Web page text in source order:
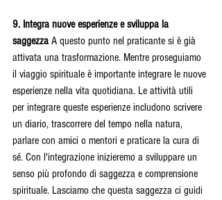
9. Integra nuove esperienze e sviluppa la
saggezza A questo punto nel praticante si è già
attivata una trasformazione. Mentre proseguiamo
il viaggio spirituale è importante integrare le nuove
esperienze nella vita quotidiana. Le attività utili
per integrare queste esperienze includono scrivere
un diario, trascorrere del tempo nella natura,
parlare con amici o mentori e praticare la cura di
sé. Con l'integrazione inizieremo a sviluppare un
senso più profondo di saggezza e comprensione
spirituale. Lasciamo che questa saggezza ci guidi